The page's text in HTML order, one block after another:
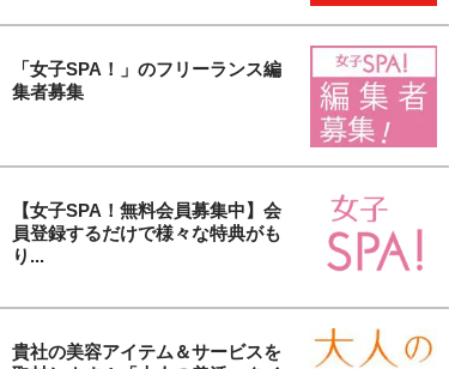
「女子SPA！」のフリーランス編
集者募集
【女子SPA！無料会員募集中】会
員登録するだけで様々な特典がも
り...
貴社の美容アイテム＆サービスを